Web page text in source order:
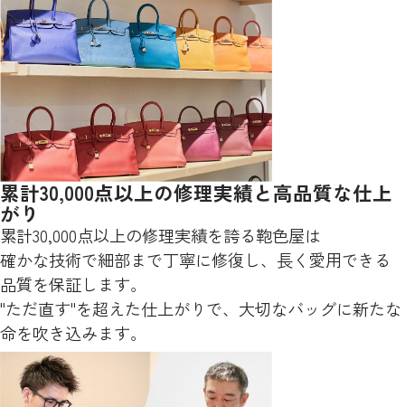
累計30,000点以上の修理実績と高品質な仕上
がり
累計30,000点以上の修理実績を誇る鞄色屋は
確かな技術で細部まで丁寧に修復し、長く愛用できる
品質を保証します。
"ただ直す"を超えた仕上がりで、大切なバッグに新たな
命を吹き込みます。